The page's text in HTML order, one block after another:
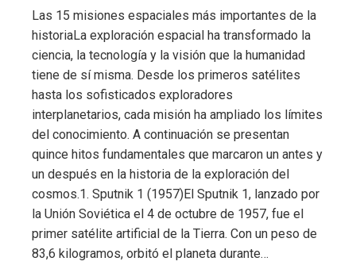
Las 15 misiones espaciales más importantes de la
historiaLa exploración espacial ha transformado la
ciencia, la tecnología y la visión que la humanidad
tiene de sí misma. Desde los primeros satélites
hasta los sofisticados exploradores
interplanetarios, cada misión ha ampliado los límites
del conocimiento. A continuación se presentan
quince hitos fundamentales que marcaron un antes y
un después en la historia de la exploración del
cosmos.1. Sputnik 1 (1957)El Sputnik 1, lanzado por
la Unión Soviética el 4 de octubre de 1957, fue el
primer satélite artificial de la Tierra. Con un peso de
83,6 kilogramos, orbitó el planeta durante…